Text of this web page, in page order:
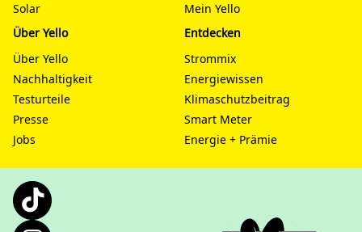
Solar
Mein Yello
Über Yello
Über Yello
Nachhaltigkeit
Testurteile
Presse
Jobs
Entdecken
Strommix
Energiewissen
Klimaschutzbeitrag
Smart Meter
Energie + Prämie